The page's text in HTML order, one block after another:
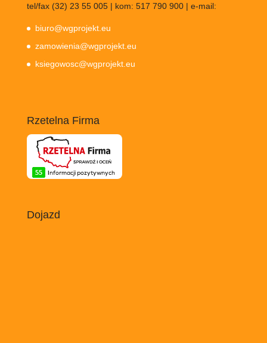
tel/fax (32) 23 55 005 | kom: 517 790 900 | e-mail:
biuro@wgprojekt.eu
zamowienia@wgprojekt.eu
ksiegowosc@wgprojekt.eu
Rzetelna Firma
Dojazd